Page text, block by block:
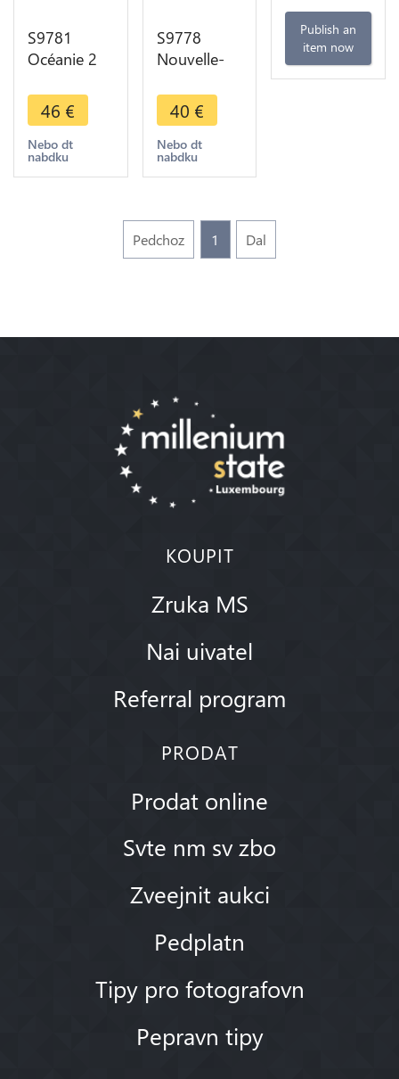
S9781
Océanie 2
Minerve
République
Bazor 1949
FDC ->
46 €
Nebo dt
nabdku
S9778
Nouvelle-
Fr Essai
Marianne
Oiseau
Arvivaud
40 €
Nebo dt
nabdku
Publish an
item now
Pedchoz 1 Dal
KOUPIT
Zruka MS
Nai uivatel
Referral program
PRODAT
Prodat online
Svte nm sv zbo
Zveejnit aukci
Pedplatn
Tipy pro fotografovn
Pepravn tipy